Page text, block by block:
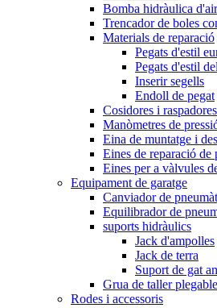
Bomba hidràulica
Trencador de boles
Materials de reparació
Pegats d'estil
Pegats d'estil
Inserir segells
Endoll de pegat
Cosidores i raspadores
Manòmetres de
Eina de muntatge i
Eines de reparació de
Eines per a vàlvules
Equipament de garatge
Canviador de
Equilibrador de
suports hidràulics
Jack d'ampolles
Jack de terra
Suport de gat
Grua de taller plegable
Rodes i accessoris